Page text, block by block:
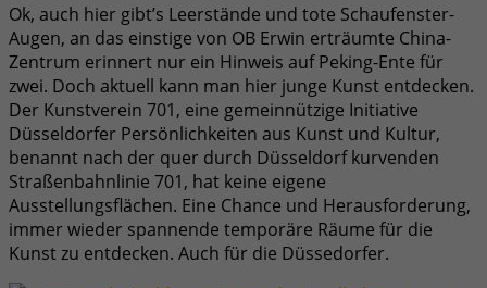
Ok, auch hier gibt’s Leerstände und tote Schaufenster-
Augen, an das einstige von OB Erwin erträumte China-
Zentrum erinnert nur ein Hinweis auf Peking-Ente für
zwei. Doch aktuell kann man hier junge Kunst entdecken.
Der Kunstverein 701, eine gemeinnützige Initiative
Düsseldorfer Persönlichkeiten aus Kunst und Kultur,
benannt nach der quer durch Düsseldorf kurvenden
Straßenbahnlinie 701, hat keine eigene
Ausstellungsflächen. Eine Chance und Herausforderung,
immer wieder spannende temporäre Räume für die
Kunst zu entdecken. Auch für die Düssedorfer.